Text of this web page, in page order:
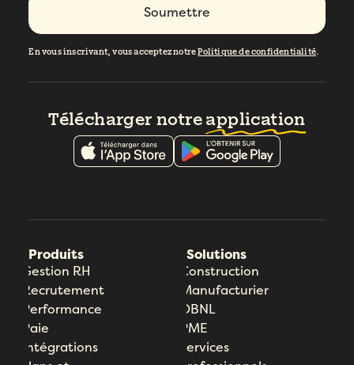
En vous inscrivant, vous acceptez notrePolitique de confidentialité.
Télécharger notreapplication
Produits
Gestion RH
Recrutement
Performance
Paie
Intégrations
Solutions
Construction
Manufacturier
OBNL
PME
Services